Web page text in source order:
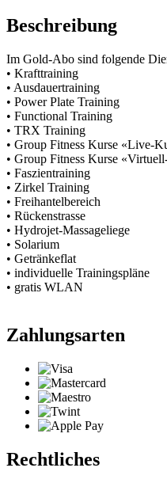
Beschreibung
Im Gold-Abo sind folgende
• Krafttraining
• Ausdauertraining
• Power Plate Training
• Functional Training
• TRX Training
• Group Fitness Kurse «Live-
• Group Fitness Kurse
• Faszientraining
• Zirkel Training
• Freihantelbereich
• Rückenstrasse
• Hydrojet-Massageliege
• Solarium
• Getränkeflat
• individuelle Trainingspläne
• gratis WLAN
Zahlungsarten
Rechtliches